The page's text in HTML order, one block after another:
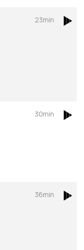
23min
30min
36min